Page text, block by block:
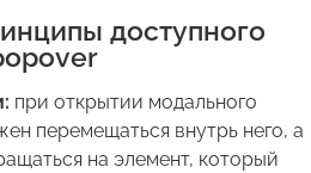
доступного
при открытии модального
перемещаться внутрь него, а
на элемент, который